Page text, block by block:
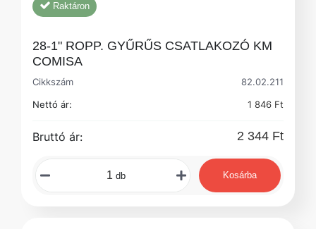
Raktáron
28-1" ROPP. GYŰRŰS CSATLAKOZÓ KM
COMISA
Cikkszám
82.02.211
Nettó ár:
1 846 Ft
Bruttó ár: 2 344 Ft
db Kosárba